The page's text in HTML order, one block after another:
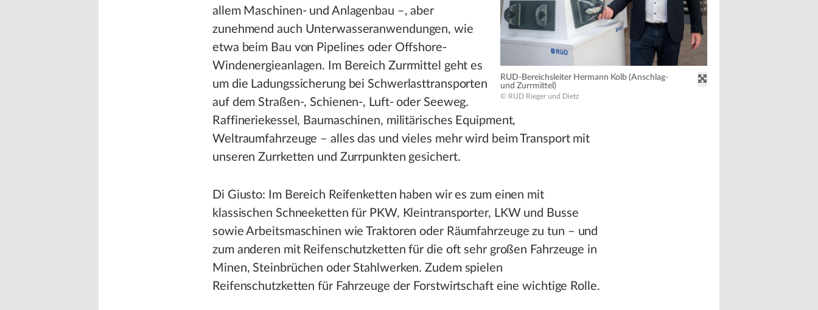
RUD-Bereichsleiter Hermann Kolb (Anschlag-
und Zurrmittel)
© RUD Rieger und Dietz
allem Maschinen- und Anlagenbau –, aber
zunehmend auch Unterwasseranwendungen, wie
etwa beim Bau von Pipelines oder Offshore-
Windenergieanlagen. Im Bereich Zurrmittel geht es
um die Ladungssicherung bei Schwerlasttransporten
auf dem Straßen-, Schienen-, Luft- oder Seeweg.
Raffineriekessel, Baumaschinen, militärisches Equipment,
Weltraumfahrzeuge – alles das und vieles mehr wird beim Transport mit
unseren Zurrketten und Zurrpunkten gesichert.
Di Giusto: Im Bereich Reifenketten haben wir es zum einen mit
klassischen Schneeketten für PKW, Kleintransporter, LKW und Busse
sowie Arbeitsmaschinen wie Traktoren oder Räumfahrzeuge zu tun – und
zum anderen mit Reifenschutzketten für die oft sehr großen Fahrzeuge in
Minen, Steinbrüchen oder Stahlwerken. Zudem spielen
Reifenschutzketten für Fahrzeuge der Forstwirtschaft eine wichtige Rolle.